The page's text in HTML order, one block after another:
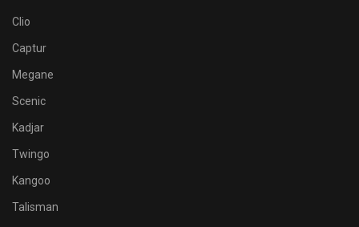
Clio
Captur
Megane
Scenic
Kadjar
Twingo
Kangoo
Talisman